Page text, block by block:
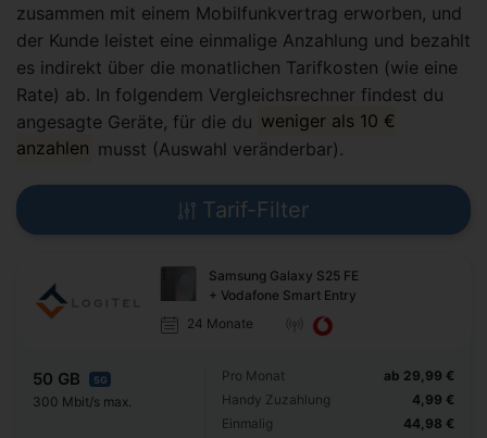
zusammen mit einem Mobilfunkvertrag erworben, und
der Kunde leistet eine einmalige Anzahlung und bezahlt
es indirekt über die monatlichen Tarifkosten (wie eine
Rate) ab. In folgendem Vergleichsrechner findest du
angesagte Geräte, für die du weniger als 10 €
anzahlen musst (Auswahl veränderbar).
Tarif-Filter
Samsung Galaxy S25 FE
+ Vodafone Smart Entry
24 Monate
50 GB 5G
300 Mbit/s max.
Pro Monat
Handy Zuzahlung
Einmalig
ab 29,99 €
4,99 €
44,98 €